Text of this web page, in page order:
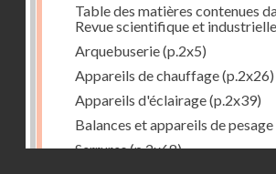
Table des matières contenues
Revue scientifique et industrielle
Arquebuserie(p.2x5)
Appareils de chauffage(p.2x26)
Appareils d'éclairage(p.2x39)
Balances et appareils de pesage
Serrures(p.2x68)